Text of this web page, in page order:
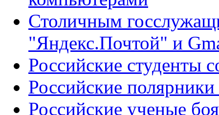
Столичным
"Яндекс.Почтой" и
Российские студенты
Российские
Российские ученые